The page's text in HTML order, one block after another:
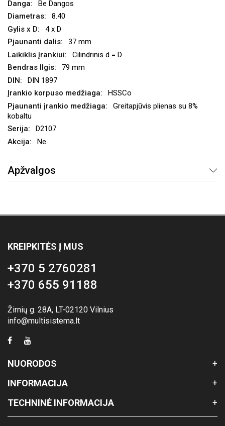
Be Dangos
8.40
4 x D
37 mm
Cilindrinis d = D
79 mm
DIN 1897
HSSCo
Greitapjūvis plienas su 8%
kobaltu
D2107
Ne
Apžvalgos
KREIPKITĖS Į MUS
+370 5 2760281
+370 655 91188
Žirnių g. 28A, LT-02120 Vilnius
info@multisistema.lt
NUORODOS
INFORMACIJA
TECHNINĖ INFORMACIJA